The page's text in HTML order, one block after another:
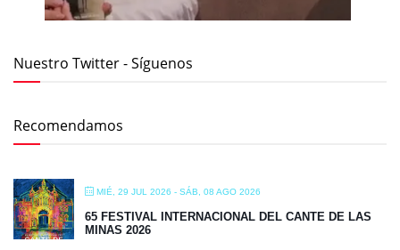
Nuestro Twitter - Síguenos
Recomendamos
MIÉ, 29 JUL 2026 - SÁB, 08 AGO 2026
65 FESTIVAL INTERNACIONAL DEL CANTE DE LAS
MINAS 2026